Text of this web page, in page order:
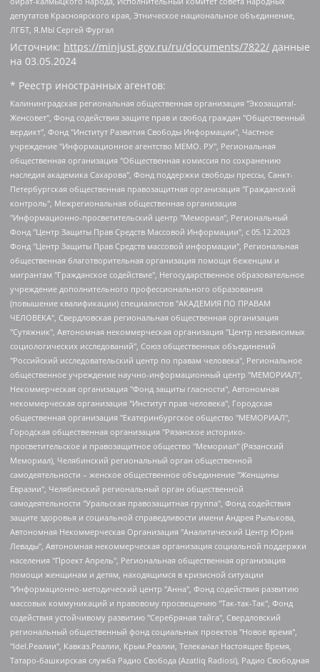
депутатов Красноярского края, Этническое национальное объединение,
ЛГБТ, Я.МЫ Сергей Фургал
Источник: https://minjust.gov.ru/ru/documents/7822/ данные
на 03.05.2024
* Реестр иностранных агентов:
Калининградская региональная общественная организация "Экозащита!-Женсовет", Фонд содействия защите прав и свобод граждан "Общественный вердикт", Фонд "Институт Развития Свободы Информации", Частное учреждение "Информационное агентство МЕМО. РУ", Региональная общественная организация "Общественная комиссия по сохранению наследия академика Сахарова", Фонд поддержки свободы прессы, Санкт-Петербургская общественная правозащитная организация "Гражданский контроль", Межрегиональная общественная организация "Информационно-просветительский центр "Мемориал", Региональный Фонд "Центр Защиты Прав Средств Массовой Информации", с 05.12.2023 Фонд "Центр Защиты Прав Средств массовой информации", Региональная общественная благотворительная организация помощи беженцам и мигрантам "Гражданское содействие", Негосударственное образовательное учреждение дополнительного профессионального образования (повышение квалификации) специалистов "АКАДЕМИЯ ПО ПРАВАМ ЧЕЛОВЕКА", Свердловская региональная общественная организация "Сутяжник", Автономная некоммерческая организация "Центр независимых социологических исследований", Союз общественных объединений "Российский исследовательский центр по правам человека", Региональное общественное учреждение научно-информационный центр "МЕМОРИАЛ", Некоммерческая организация "Фонд защиты гласности", Автономная некоммерческая организация "Институт прав человека", Городская общественная организация "Екатеринбургское общество "МЕМОРИАЛ", Городская общественная организация "Рязанское историко-просветительское и правозащитное общество "Мемориал" (Рязанский Мемориал), Челябинский региональный орган общественной самодеятельности – женское общественное объединение "Женщины Евразии", Челябинский региональный орган общественной самодеятельности "Уральская правозащитная группа", Фонд содействия защите здоровья и социальной справедливости имени Андрея Рылькова, Автономная Некоммерческая Организация "Аналитический Центр Юрия Левады", Автономная некоммерческая организация социальной поддержки населения "Проект Апрель", Региональная общественная организация помощи женщинам и детям, находящимся в кризисной ситуации "Информационно-методический центр "Анна", Фонд содействия развитию массовых коммуникаций и правовому просвещению "Так-так-Так", Фонд содействия устойчивому развитию "Серебряная тайга", Свердловский региональный общественный фонд социальных проектов "Новое время", "Idel.Реалии", Кавказ.Реалии, Крым.Реалии, Телеканал Настоящее Время, Татаро-башкирская служба Радио Свобода (Azatliq Radiosi), Радио Свободная Европа/Радио Свобода (PCE/PC), "Сибирь.Реалии", "Фактограф", Благотворительный фонд помощи осужденным и их семьям, Автономная некоммерческая организация "Институт глобализации и социальных движений", Фонд "В защиту прав заключенных", Частное учреждение "Центр поддержки и содействия развитию средств массовой информации", Пензенский региональный общественный благотворительный фонд "Гражданский союз", "Север.Реалии", Некоммерческая организация Фонд "Правовая инициатива", Общество с ограниченной ответственностью "Радио Свободная Европа/Радио Свобода", Чешское информационное агентство "MEDIUM-ORIENT", Красноярская региональная общественная организация "Мы против СПИДа", Камалягин Денис Николаевич, Маркелов Сергей Евгеньевич, Пономарев Лев Александрович, Савицкая Людмила Алексеевна, Автономная некоммерческая организация "Центр по работе с проблемой насилия "НАСИЛИЮ.НЕТ", Межрегиональный профессиональный союз работников здравоохранения "Альянс врачей", Юридическое лицо, зарегистрированное в Латвийской Республике, SIA "Medusa Project" (регистрационный номер 40103797863, дата регистрации 10.06.2014), Некоммерческая организация "Фонд по борьбе с коррупцией", Автономная некоммерческая организация "Институт права и публичной политики", Баданин Роман Сергеевич, Гликин Максим Александрович, Железнова Мария Михайловна, Лукьянова Юлия Сергеевна, Маетная Елизавета Витальевна, Маняхин Петр Борисович, Чуракова Ольга Владимировна, Ярош Юлия Петровна, Юридическое лицо "The Insider SIA", зарегистрированное в Риге, Латвийская Республика (дата регистрации 26.06.2015), являющееся администратором доменного имени интернет-издания "The Insider SIA", https://theins.ru, Постернак Алексей Евгеньевич, Рубин Михаил Аркадьевич, Анин Роман Александрович, Юридическое лицо Istories fonds, зарегистрированное в Латвийской Республике (регистрационный номер 50008295751, дата регистрации 24.02.2020), Великовский Дмитрий Александрович, Долинина Ирина Николаевна, Мароховская Алеся Алексеевна, Шлейнов Роман Юрьевич, Шмагун Олеся Валентиновна, Общество с ограниченной ответственностью "Альтаир 2021", Общество с ограниченной ответственностью "Вега 2021", Общество с ограниченной ответственностью "Главный редактор 2021", Общество с ограниченной ответственностью "Ромашки монолит", Важенков Артем Валерьевич, Ивановская областная общественная организация "Центр гендерных исследований", Гурман Юрий Альбертович, Медиапроект "ОВД-Инфо", Егоров Владимир Владимирович, Жилинский Владимир Александрович, Общество с ограниченной ответственностью "ЗП", Иванова София Юрьевна, Карезина Инна Павловна, Кильтау Екатерина Викторовна, Петров Алексей Викторович, Пискунов Сергей Евгеньевич, Смирнов Сергей Сергеевич, Тихонов Михаил Сергеевич, Общество с ограниченной ответственностью "ЖУРНАЛИСТ-ИНОСТРАННЫЙ АГЕНТ", Арапова Галина Юрьевна, Вольтская Татьяна Анатольевна, Американская компания "Mason G.E.S. Anonymous Foundation" (США), являющаяся владельцем интернет-издания https://mnews.world/, Компания "Stichting Bellingcat", зарегистрированная в Нидерландах (дата регистрации 11.07.2018), Захаров Андрей Вячеславович, Клепиковская Екатерина Дмитриевна, Общество с ограниченной ответственностью "МЕМО", Перл Роман Александрович, Симонов Евгений Алексеевич, Соловьева Елена Анатольевна, Сотников Даниил Владимирович, Сурначева Елизавета Дмитриевна, Автономная некоммерческая организация по защите прав человека и информированию населения "Якутия – Наше Мнение", Общество с ограниченной ответственностью "Москоу диджитал медиа", с 26.01.2023 Общество с ограниченной ответственностью "Чайка Белые сады", Ветошкина Валерия Валерьевна, Заговора Максим Александрович, Межрегиональное общественное движение "Российская ЛГБТ - сеть", Оленичев Максим Владимирович, Павлов Иван Юрьевич, Скворцова Елена Сергеевна, Общество с ограниченной ответственностью "Как бы инагент", Кочетков Игорь Викторович, Общество с ограниченной ответственностью "Честные выборы", Еланчик Олег Александрович, Общество с ограниченной ответственностью "Нобелевский призыв", Гималова Регина Эмилевна, Григорьев Андрей Валерьевич, Григорьева Алина Александровна, Ассоциация по содействию защите прав призывников, альтернативнослужащих и военнослужащих "Правозащитная группа "Гражданин.Армия.Право", Хисамова Регина Фаритовна, Автономная некоммерческая организация по реализации социально-правовых программ "Лилит", Дальневосточное общественное движение "Маяк", Санкт-Петербургская ЛГБТ-инициативная группа "Выход", Инициативная группа ЛГБТ+ "Реверс", Алексеев Андрей Викторович, Бекбулатова Таисия Львовна, Беляев Иван Михайлович, Владыкина Елена Сергеевна, Гельман Марат Александрович, Никульшина Вероника Юрьевна, Толоконникова Надежда Андреевна, Шендерович Виктор Анатольевич, Общество с ограниченной ответственностью "Данное сообщение", Общество с ограниченной ответственностью Издательский дом "Новая глава", Айнбиндер Александра Александровна, Московский комьюнити-центр для ЛГБТ+инициатив, Благотворительный фонд развития филантропии, Deutsche Welle (Германия, Kurt-Schumacher-Strasse 3, 53113 Bonn), Борзунова Мария Михайловна, Воробьев Виктор Викторович, Голубева Анна Львовна, Константинова Алла Михайловна, Малкова Ирина Владимировна, Мурадов Мурад Абдулгалимович, Осетинская Елизавета Николаевна, Понасенков Евгений Николаевич, Ганапольский Матвей Юрьевич, Киселев Евгений Алексеевич, Борухович Ирина Григорьевна, Дремин Иван Тимофеевич, Дубровский Дмитрий Викторович, Красноярская региональная общественная организация поддержки и развития альтернативных образовательных технологий и межкультурных коммуникаций "ИНТЕРРА", Маяковская Екатерина Алексеевна, Фейгин Марк Захарович, Филимонов Андрей Викторович, Дзугкоева Регина Николаевна, Доброхотов Роман Александрович, Дудь Юрий Александрович, Елкин Сергей Владимирович, Кругликов Кирилл Игоревич, Сабунаева Мария Леонидовна, Семенов Алексей Владимирович, Шаинян Карен Багратович, Шульман Екатерина Михайловна, Асафьев Артур Валерьевич, Вахштайн Виктор Семенович, Венедиктов Алексей Алексеевич, Лушникова Екатерина Евгеньевна, Волков Леонид Михайлович, Невзоров Александр Глебович, Пархоменко Сергей Борисович, Сироткин Ярослав Николаевич, Кара-Мурза Владимир Владимирович, Баранова Наталья Владимировна, Гозман Леонид Яковлевич, Кагарлицкий Борис Юльевич, Климарев Михаил Валерьевич, Милов Владимир Станиславович, Автономная некоммерческая организация Краснодарский центр современного искусства "Типография", Моргенштерн Алишер Тагирович, Соболь Любовь Эдуардовна, Общество с ограниченной ответственностью "ЛИЗА НОРМ", Каспаров Гарри Кимович, Ходорковский Михаил Борисович, Общество с ограниченной ответственностью "Апрельские тезисы", Данилович Ирина Брониславовна, Кашин Олег Владимирович, Петров Николай Владимирович, Пивоваров Алексей Владимирович, Соколов Михаил Владимирович, Цветкова Юлия Владимировна, Чичваркин Евгений Александрович, Комитет против пыток/Команда против пыток, Общество с ограниченной ответственностью "Первый научный", Общество с ограниченной ответственностью "Вертолет и ко", Белоцерковская Вероника Борисовна, Кац Максим Евгеньевич, Лазарева Татьяна Юрьевна, Шаведдинов Руслан Табризович, Яшин Илья Валерьевич, Общество с ограниченной ответственностью "Иноагент ААВ", Алешковский Дмитрий Петрович, Альбац Евгения Марковна, Быков Дмитрий Львович, Галямина Юлия Евгеньевна, Лойко Сергей Леонидович, Мартынов Кирилл Константинович, Медведев Сергей Александрович, Крашенинников Федор Геннадиевич, Гордеева Катерина Вл